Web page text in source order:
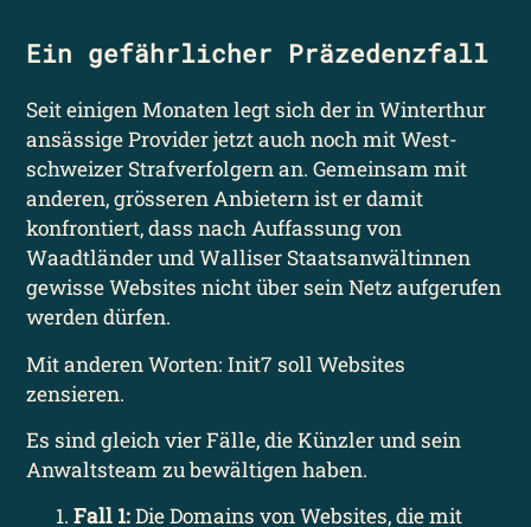
Ein gefährlicher Präzedenz­fall
Seit einigen Monaten legt sich der in Winterthur
ansässige Provider jetzt auch noch mit West­
schweizer Straf­verfolgern an. Gemeinsam mit
anderen, grösseren Anbietern ist er damit
konfrontiert, dass nach Auffassung von
Waadtländer und Walliser Staats­anwältinnen
gewisse Websites nicht über sein Netz aufgerufen
werden dürfen.
Mit anderen Worten: Init7 soll Websites
zensieren.
Es sind gleich vier Fälle, die Künzler und sein
Anwalts­team zu bewältigen haben.
Fall 1:Die Domains von Websites, die mit